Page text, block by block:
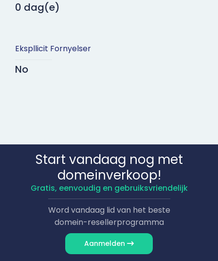
0 dag(e)
Ekspllicit Fornyelser
No
Start vandaag nog met
domeinverkoop!
Gratis, eenvoudig en gebruiksvriendelijk
Word vandaag lid van het beste
domein-resellerprogramma
Aanmelden